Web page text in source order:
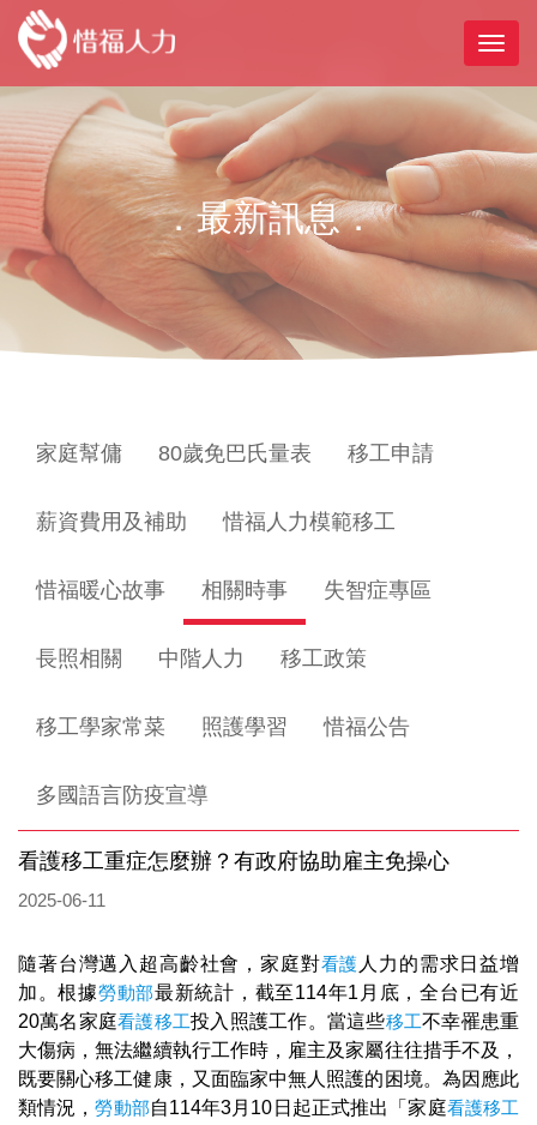
．最新訊息．
家庭幫傭 80歲免巴氏量表 移工申請
薪資費用及補助 惜福人力模範移工
惜福暖心故事 相關時事 失智症專區
長照相關 中階人力 移工政策
移工學家常菜 照護學習 惜福公告
多國語言防疫宣導
看護移工重症怎麼辦？有政府協助雇主免操心
2025-06-11
隨著台灣邁入超高齡社會，家庭對看護 人力的需求日益增
加。根據勞動部最新統計，截至114年1月底，全台已有近
20萬名家庭看護移工投入照護工作。當這些移工不幸罹患重
大傷病，無法繼續執行工作時，雇主及家屬往往措手不及，
既要關心移工健康，又面臨家中無人照護的困境。為因應此
類情況，勞動部自114年3月10日起正式推出「家庭看護移工